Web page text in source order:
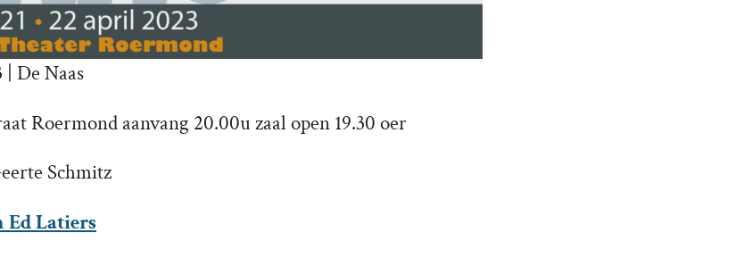
| De Naas
Roermond aanvang 20.00u zaal open 19.30 oer
Schmitz
Ed Latiers